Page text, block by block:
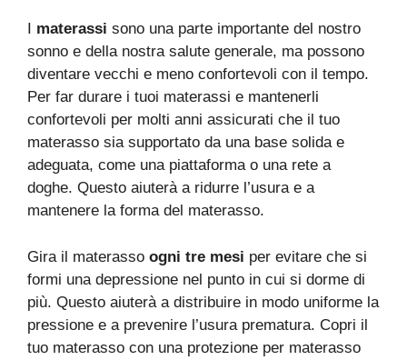
materassi sono una parte importante del nostro
sonno e della nostra salute generale, ma possono
diventare vecchi e meno confortevoli con il tempo.
Per far durare i tuoi materassi e mantenerli
confortevoli per molti anni assicurati che il tuo
materasso sia supportato da una base solida e
adeguata, come una piattaforma o una rete a
doghe. Questo aiuterà a ridurre l’usura e a
mantenere la forma del materasso.
Gira il materasso ogni tre mesi per evitare che si
formi una depressione nel punto in cui si dorme di
più. Questo aiuterà a distribuire in modo uniforme la
pressione e a prevenire l’usura prematura. Copri il
tuo materasso con una protezione per materasso